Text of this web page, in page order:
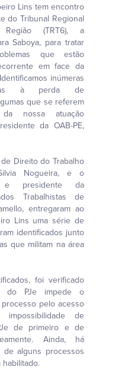
Lins tem encontro
do Tribunal Regional
(TRT6), a
Saboya, para tratar
que estão
em face da
inúmeras
à perda de
que se referem
nossa atuação
da OAB-PE,
Direito do Trabalho
Nogueira, e o
e presidente da
Trabalhistas de
entregaram ao
Lins uma série de
identificados junto
que militam na área
foi verificado
do PJe impede o
pelo acesso
de
de primeiro e de
Ainda, há
de alguns processos